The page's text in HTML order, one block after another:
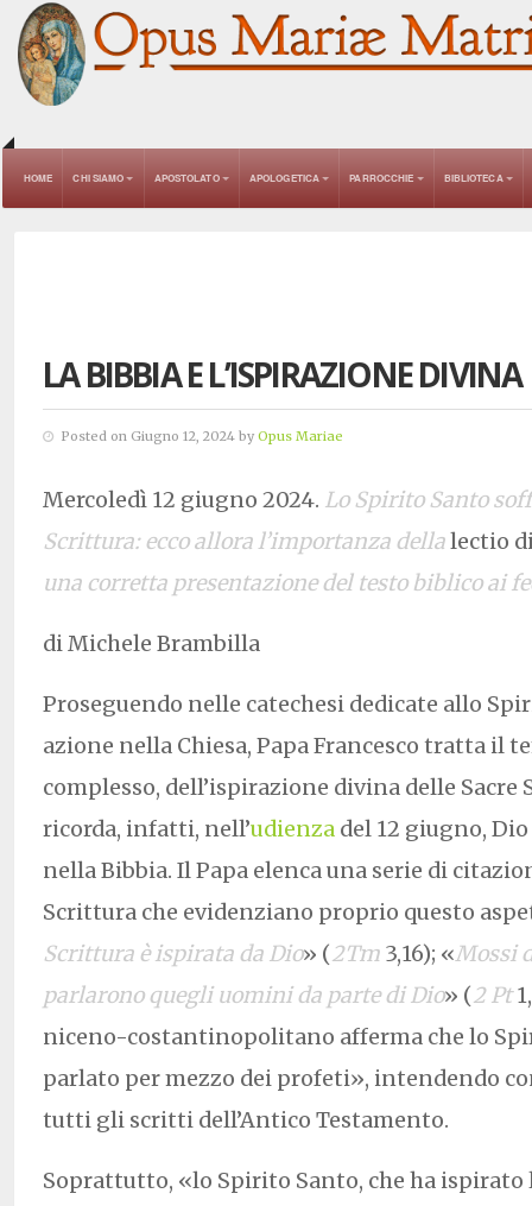
HOME CHI SIAMO APOSTOLATO APOLOGETICA PARROCCHIE BIBLIOTECA
LA BIBBIA E L’ISPIRAZIONE DIVINA
Posted on Giugno 12, 2024 by Opus Mariae
Mercoledì 12 giugno 2024. Lo Spirito Santo
Scrittura: ecco allora l’importanza dellalectio
una corretta presentazione del testo biblico ai
di Michele Brambilla
Proseguendo nelle catechesi dedicate allo
azione nella Chiesa, Papa Francesco tratta il
complesso, dell’ispirazione divina delle Sacre
ricorda, infatti, nell’udienza del 12 giugno,
nella Bibbia. Il Papa elenca una serie di
Scrittura che evidenziano proprio questo
Scrittura è ispirata da Dio» (2Tm 3,16); «Mossi
parlarono quegli uomini da parte di Dio» (2 Pt
niceno-costantinopolitano afferma che lo
parlato per mezzo dei profeti», intendendo
tutti gli scritti dell’Antico Testamento.
Soprattutto, «lo Spirito Santo, che ha ispirato